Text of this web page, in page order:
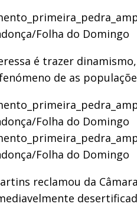
Folha do Domingo
é trazer
de as
Folha do Domingo
Folha do Domingo
reclamou da